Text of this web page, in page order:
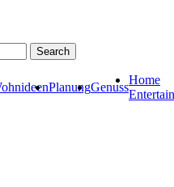
Search
PlanungGenuss
Home